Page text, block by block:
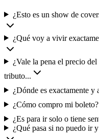
¿Esto es un show de
¿Qué voy a vivir
¿Vale la pena el precio
tributo...
¿Dónde es exactamente y
¿Cómo compro mi
¿Es para ir solo o tiene
¿Qué pasa si no puedo ir